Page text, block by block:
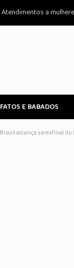
Atendimentos a
FATOS E BABADOS
Brasil alcança semifinal